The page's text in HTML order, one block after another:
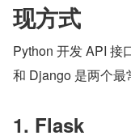
现方式
Python 开发 API 接
和 Django 是两个最
1. Flask